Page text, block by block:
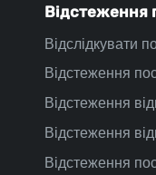
Відстеження
Відслідкувати
Відстеження
Відстеження
Відстеження
Відстеження